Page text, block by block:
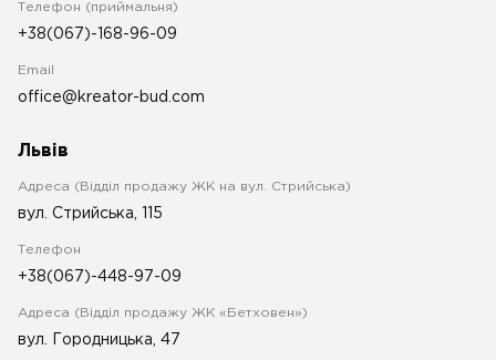
Телефон (приймальня)
+38(067)-168-96-09
Email
office@kreator-bud.com
Львів
Адреса (Відділ продажу ЖК на вул. Стрийська)
вул. Стрийська, 115
Телефон
+38(067)-448-97-09
Адреса (Відділ продажу ЖК «Бетховен»)
вул. Городницька, 47